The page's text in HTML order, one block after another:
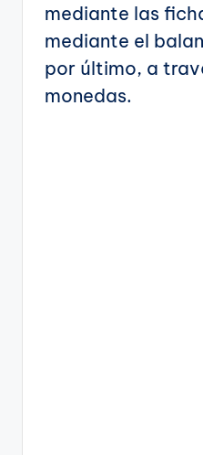
mediante las
mediante el
por último, a
monedas.